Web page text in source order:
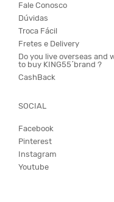
Fale Conosco
Dúvidas
Troca Fácil
Fretes e Delivery
Do you live overseas and
to buy KING55´brand ?
CashBack
SOCIAL
Facebook
Pinterest
Instagram
Youtube